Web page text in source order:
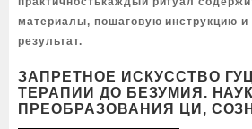
материалы, пошаговую инструкцию
результат.
ЗАПРЕТНОЕ ИСКУССТВО
ТЕРАПИИ ДО БЕЗУМИЯ.
ПРЕОБРАЗОВАНИЯ ЦИ,